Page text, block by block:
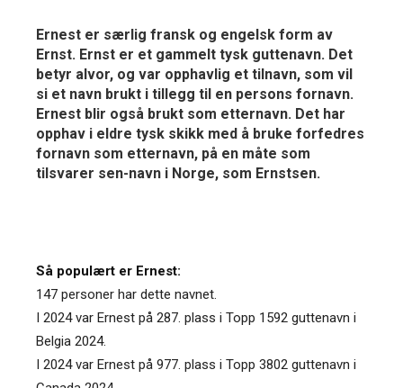
Ernest er særlig fransk og engelsk form av
Ernst. Ernst er et gammelt tysk guttenavn. Det
betyr alvor, og var opphavlig et tilnavn, som vil
si et navn brukt i tillegg til en persons fornavn.
Ernest blir også brukt som etternavn. Det har
opphav i eldre tysk skikk med å bruke forfedres
fornavn som etternavn, på en måte som
tilsvarer sen-navn i Norge, som Ernstsen.
Så populært er Ernest:
147 personer har dette navnet.
I 2024 var Ernest på 287. plass i Topp 1592 guttenavn i
Belgia 2024.
I 2024 var Ernest på 977. plass i Topp 3802 guttenavn i